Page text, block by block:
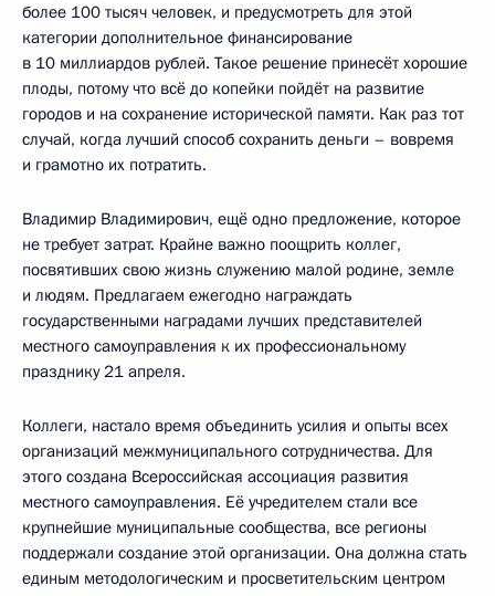
более 100 тысяч человек, и предусмотреть для этой
категории дополнительное финансирование
в 10 миллиардов рублей. Такое решение принесёт хорошие
плоды, потому что всё до копейки пойдёт на развитие
городов и на сохранение исторической памяти. Как раз тот
случай, когда лучший способ сохранить деньги – вовремя
и грамотно их потратить.
Владимир Владимирович, ещё одно предложение, которое
не требует затрат. Крайне важно поощрить коллег,
посвятивших свою жизнь служению малой родине, земле
и людям. Предлагаем ежегодно награждать
государственными наградами лучших представителей
местного самоуправления к их профессиональному
празднику 21 апреля.
Коллеги, настало время объединить усилия и опыты всех
организаций межмуниципального сотрудничества. Для
этого создана Всероссийская ассоциация развития
местного самоуправления. Её учредителем стали все
крупнейшие муниципальные сообщества, все регионы
поддержали создание этой организации. Она должна стать
единым методологическим и просветительским центром